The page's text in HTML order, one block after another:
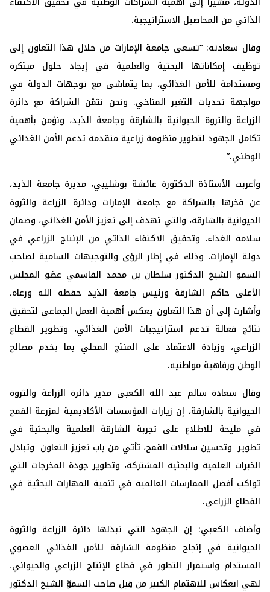
الذاتي من المحاصيل الاستراتيجية.
وقال سعادته: “تسعى جامعة الإمارات من خلال هذا التعاون إلى
توظيف إمكاناتها البحثية والعلمية في إيجاد حلول مبتكرة
ومستدامة للأمن الغذائي، بما يتماشى مع توجهات الدولة في
مواجهة تحديات التغير المناخي. ونحن نثمّن الشراكة مع دائرة
الزراعة والثروة الحيوانية بالشارقة وجامعة الذيد، ونؤمن بأهمية
تكامل الجهود لتطوير منظومة زراعية متقدمة تدعم الأمن الغذائي
الوطني.”
وأعربت الأستاذة الدكتورة عائشة بوشليبي، مديرة جامعة الذيد،
عن فخرها بالشراكة مع جامعة الإمارات ودائرة الزراعة والثروة
الحيوانية بالشارقة، والتي تهدف إلى تعزيز الأمن الغذائي، وضمان
سلامة الغذاء، وتحقيق الاكتفاء الذاتي من الإنتاج الزراعي في
دولة الإمارات، وذلك في إطار الرؤى والتوجيهات السامية لصاحب
السمو الشيخ الدكتور سلطان بن محمد القاسمي عضو المجلس
الأعلى حاكم الشارقة ورئيس جامعة الذيد حفظه الله ورعاه،
وأشارت إلى أن هذا التعاون يعكس أهمية العمل الجماعي لتحقيق
نتائج فعالة تدعم استراتيجيات الأمن الغذائي، وتطوير القطاع
الزراعي، وزيادة الاعتماد على المنتج المحلي بما يخدم مصالح
الوطن ورفاهية مواطنيه.
وقال سعادة سالم عبد الله الكعبي مدير دائرة الزراعة والثروة
الحيوانية بالشارقة، إن زيارات المؤسسات الأكاديمية لمزرعة القمح
في مليحة للاطلاع على تجربة الشارقة العلمية والبحثية في
تطوير وتحسين سلالات القمح، تأتي من باب تعزيز التعاون وتبادل
الخبرات العلمية والبحثية المشتركة، وتطوير جودة المخرجات التي
تواكب أفضل الممارسات العالمية في تنمية المهارات البحثية في
القطاع الزراعي.
وأضاف الكعبي: إن الجهود التي تبذلها دائرة الزراعة والثروة
الحيوانية في إنجاح منظومة الشارقة للأمن الغذائي العضوي
المستدام واستمرار التطور في قطاع الإنتاج الزراعي والحيواني،
لهي انعكاس للاهتمام الكبير من قِبل صاحب السموّ الشيخ الدكتور